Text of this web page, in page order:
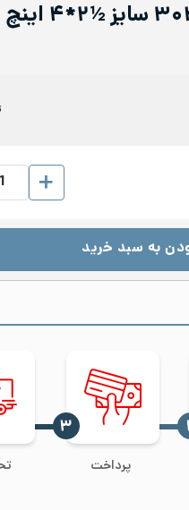
تبدیل جوشی استیل
به سبد خرید
پرداخت
‍۳